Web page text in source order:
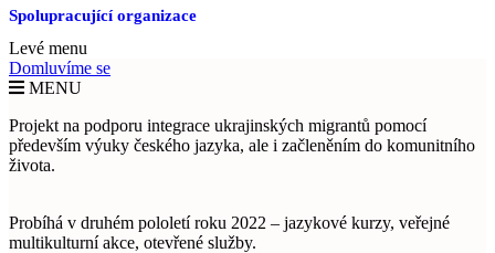
Spolupracující organizace
Levé menu
Domluvíme se
MENU
Projekt na podporu integrace ukrajinských migrantů pomocí
především výuky českého jazyka, ale i začleněním do komunitního
života.
Probíhá v druhém pololetí roku 2022 – jazykové kurzy, veřejné
multikulturní akce, otevřené služby.